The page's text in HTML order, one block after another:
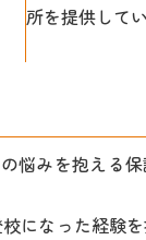
所を提供して
悩みを抱える
になった経験